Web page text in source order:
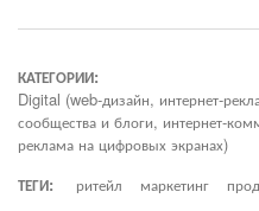
КАТЕГОРИИ:
Digital (web-дизайн, интернет-
сообщества и блоги, интернет-
реклама на цифровых экранах)
ТЕГИ:
ритейл маркетинг